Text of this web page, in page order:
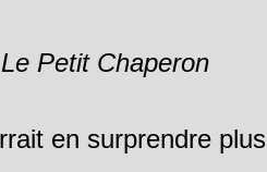
Petit Chaperon
en surprendre plus